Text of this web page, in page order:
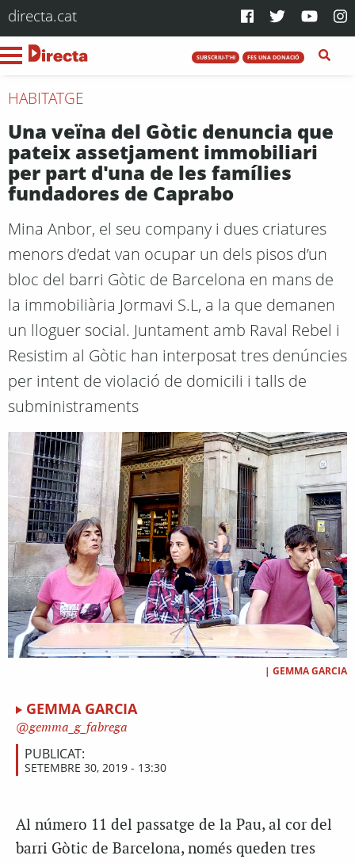
directa.cat
SUBSCRIU-T'HI FES UNA DONACIÓ
HABITATGE
Una veïna del Gòtic denuncia que
pateix assetjament immobiliari
per part d'una de les famílies
fundadores de Caprabo
Mina Anbor, el seu company i dues criatures
menors d’edat van ocupar un dels pisos d’un
bloc del barri Gòtic de Barcelona en mans de
la immobiliària Jormavi S.L, a la que demanen
un lloguer social. Juntament amb Raval Rebel i
Resistim al Gòtic han interposat tres denúncies
per intent de violació de domicili i talls de
subministraments
| GEMMA GARCIA
GEMMA GARCIA
gemma_g_fabrega
PUBLICAT:
SETEMBRE 30, 2019 - 13:30
Al número 11 del passatge de la Pau, al cor del
barri Gòtic de Barcelona, només queden tres